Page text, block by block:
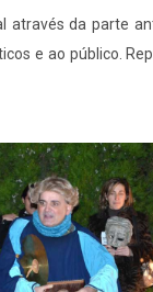
através da parte
e ao público.